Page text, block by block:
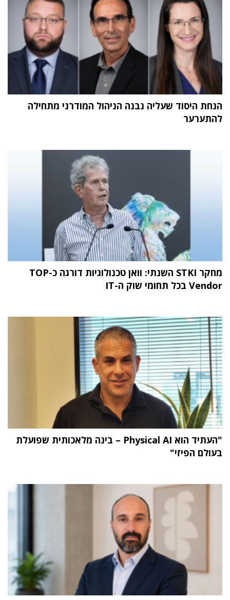
הנחת היסוד שעליה נבנה הניהול המודרני מתחילה
להתערער
מחקר STKI השנתי: וואן טכנולוגיות דורגה כ-TOP
Vendor בכל תחומי שוק ה-IT
"העתיד הוא Physical AI – בינה מלאכותית שפועלת
בעולם הפיזי"